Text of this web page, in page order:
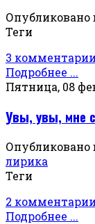
Опубликовано
Теги
3 комментарии
Подробнее ...
Пятница, 08
Увы, увы, мне
Опубликовано
лирика
Теги
2 комментарии
Подробнее ...